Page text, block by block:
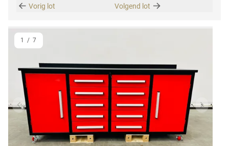
snoeigereedschap en
Vorig lot Volgend lot
Vorig item
1 / 7